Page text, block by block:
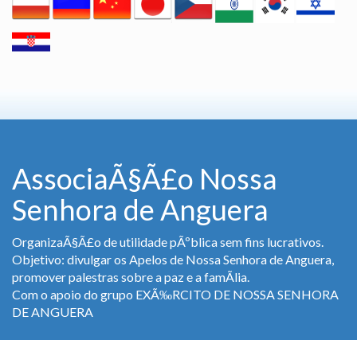
AssociaÃ§Ã£o Nossa
Senhora de Anguera
OrganizaÃ§Ã£o de utilidade pÃºblica sem fins lucrativos.
Objetivo: divulgar os Apelos de Nossa Senhora de Anguera,
promover palestras sobre a paz e a famÃ­lia.
Com o apoio do grupo EXÃ‰RCITO DE NOSSA SENHORA
DE ANGUERA